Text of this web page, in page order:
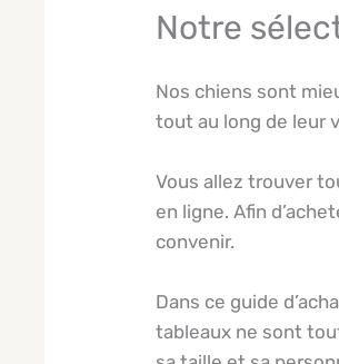
Notre
Nos chiens sont
tout au long de leur
Vous allez trouver
en ligne. Afin
convenir.
Dans ce guide
tableaux ne sont